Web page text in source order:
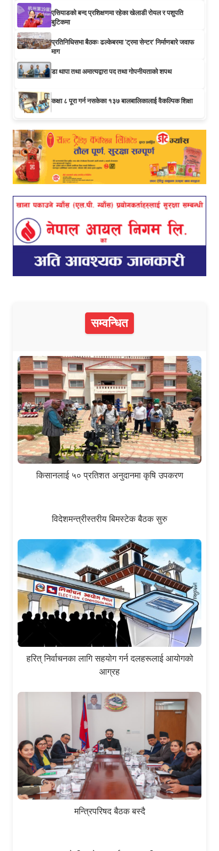
एसियाडको बन्द प्रशिक्षणमा रहेका खेलाडी रोयल र पशुपति
बुटिकमा
प्रतिनिधिसभा बैठकः ढल्केबरमा ‘ट्रमा सेन्टर’ निर्माणबारे जवाफ
माग
डा थापा तथा अमात्यद्वारा पद तथा गोपनीयताको शपथ
कक्षा ८ पूरा गर्न नसकेका १३७ बालबालिकालाई वैकल्पिक शिक्षा
सम्वन्धित
किसानलाई ५० प्रतिशत अनुदानमा कृषि उपकरण
विदेशमन्त्रीस्तरीय बिमस्टेक बैठक सुरु
हरित् निर्वाचनका लागि सहयोग गर्न दलहरूलाई आयोगको
आग्रह
मन्त्रिपरिषद बैठक बस्दै